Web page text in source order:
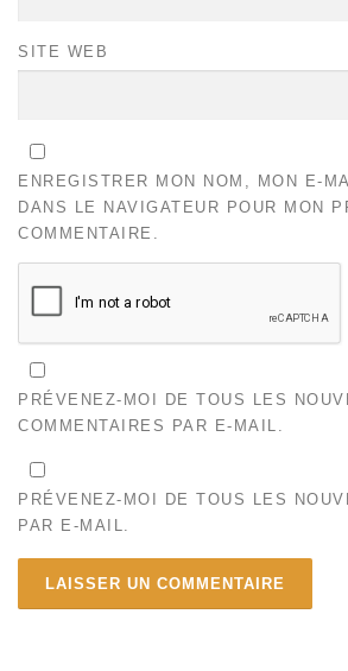
SITE WEB
ENREGISTRER MON NOM, MON E-
DANS LE NAVIGATEUR POUR MON
COMMENTAIRE.
PRÉVENEZ-MOI DE TOUS LES
COMMENTAIRES PAR E-MAIL.
PRÉVENEZ-MOI DE TOUS LES
PAR E-MAIL.